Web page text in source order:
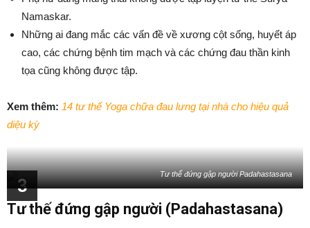
Namaskar.
Những ai đang mắc các vấn đề về xương cột sống, huyết áp
cao, các chứng bệnh tim mạch và các chứng đau thần kinh
tọa cũng không được tập.
Xem thêm: 14 tư thế Yoga chữa đau lưng tại nhà cho hiệu quả
diệu kỳ
3
Tư thế đứng gập người Padahastasana
Tư thế đứng gập người (Padahastasana)